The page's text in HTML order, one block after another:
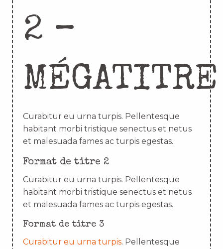
2 –
MÉGATITRE
Curabitur eu urna turpis. Pellentesque
habitant morbi tristique senectus et netus
et malesuada fames ac turpis egestas.
Format de titre 2
Curabitur eu urna turpis. Pellentesque
habitant morbi tristique senectus et netus
et malesuada fames ac turpis egestas.
Format de titre 3
Curabitur eu urna turpis. Pellentesque